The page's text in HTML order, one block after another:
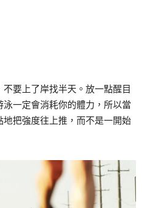
要上了岸找半天。放一點醒目
一定會消耗你的體力，所以當
把強度往上推，而不是一開始